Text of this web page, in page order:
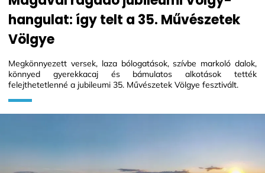
hangulat: így telt a 35. Művészetek
Völgye
Megkönnyezett versek, laza bólogatások, szívbe markoló dalok,
könnyed gyerekkacaj és bámulatos alkotások tették
felejthetetlenné a jubileumi 35. Művészetek Völgye fesztivált.